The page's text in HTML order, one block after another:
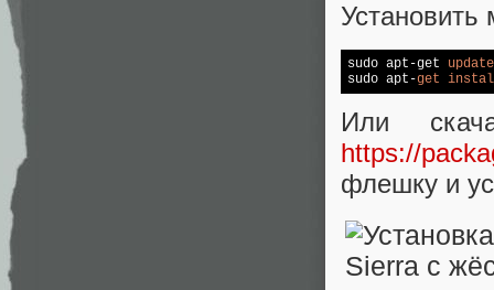
Установить
sudo apt-get update
sudo apt-get
Или
https://
флешку и